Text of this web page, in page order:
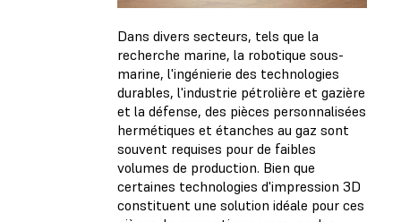
Dans divers secteurs, tels que la
recherche marine, la robotique sous-
marine, l'ingénierie des technologies
durables, l'industrie pétrolière et gazière
et la défense, des pièces personnalisées
hermétiques et étanches au gaz sont
souvent requises pour de faibles
volumes de production. Bien que
certaines technologies d'impression 3D
constituent une solution idéale pour ces